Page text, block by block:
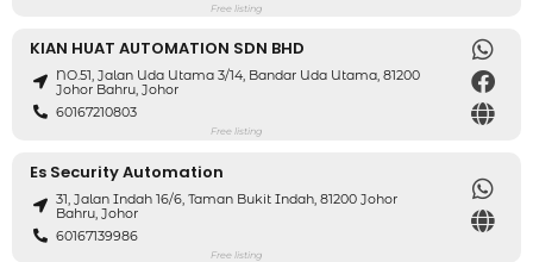
Free listing
KIAN HUAT AUTOMATION SDN BHD
NO.51, Jalan Uda Utama 3/14, Bandar Uda Utama, 81200
Johor Bahru, Johor
60167210803
Free listing
Es Security Automation
31, Jalan Indah 16/6, Taman Bukit Indah, 81200 Johor
Bahru, Johor
60167139986
Free listing